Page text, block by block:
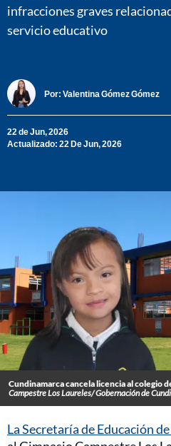
infracciones graves
servicio educativo
Por: Valentina Gómez Gómez
22 de Jun, 2026
Actualizado: 22 De Jun, 2026
Cundinamarca cancela licencia al colegio
Campestre Los Laureles/ Gobernación de
La Secretaría de Educación